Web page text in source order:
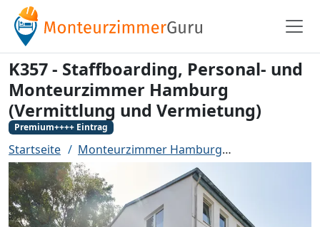
K357 - Staffboarding, Personal- und
Monteurzimmer Hamburg
(Vermittlung und Vermietung)
Premium++++ Eintrag
Startseite Monteurzimmer Hamburg